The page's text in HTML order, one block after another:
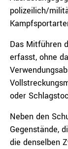
polizeilich/
Das Mitführen
erfasst, ohne
oder
Neben den
Gegenstände,
die denselben